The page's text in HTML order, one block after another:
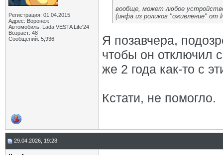
Регистрация: 01.04.2015
Адрес: Воронеж
Автомобиль: Lada VESTA Life'24
Возраст: 48
Сообщений: 5,936
вообще, может любое
(инфа из роликов "оживление" от
Я позавчера,
чтобы он отключил
же 2 года как-то с
Кстати, не помогло.
29.04.2026, 19:28